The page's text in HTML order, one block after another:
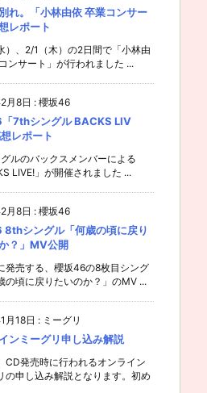
れ。「小林由依 卒業コンサー
レポート
）、2/1（木）の2日間で「小林由
ンサート」が行われました ...
月8日 : 櫻坂46
7thシングル BACKS LIV
レポート
ルのバックスメンバーによる
LIVE!」が開催されました ...
月8日 : 櫻坂46
8thシングル「何歳の頃に戻り
？」MV公開
発売する、櫻坂46の8枚目シング
の頃に戻りたいのか？」のMV ...
月18日 : ミーグリ
ンミーグリ申し込み解説
CD発売時に行われるオンライン
の申し込み解説となります。初め